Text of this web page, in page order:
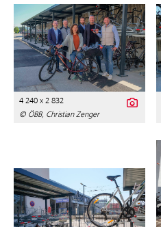
4 240 x 2 832
© ÖBB, Christian Zenger